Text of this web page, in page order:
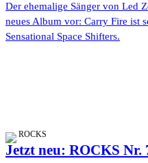
Der ehemalige Sänger von Led
neues Album vor: Carry Fire ist
Sensational Space Shifters.
ROCKS
Jetzt neu: ROCKS Nr.